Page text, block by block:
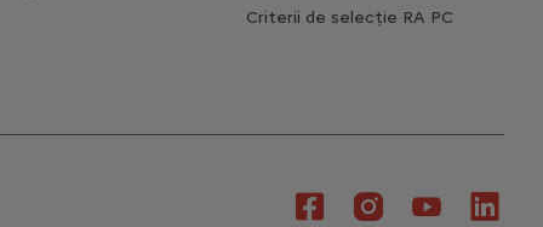
Criterii de selecție RA PC